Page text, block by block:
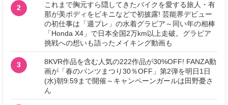
2
これまで胸元すら隠してきたバイクを愛する旅人・有
那が美ボディをビキニなどで初披露! 芸能界デビュー
の初仕事は「週プレ」の水着グラビア～同い年の相棒
「Honda X4」で日本全国2万km以上走破。グラビア
挑戦への想いも語ったメイキング動画も
3
8KVR作品を含む人気の222作品が30%OFF! FANZA動
画が「春のパンツまつり30％OFF」第2弾を明日1日
(水)朝9:59まで開催～キャンペーンガールは田野憂さ
ん